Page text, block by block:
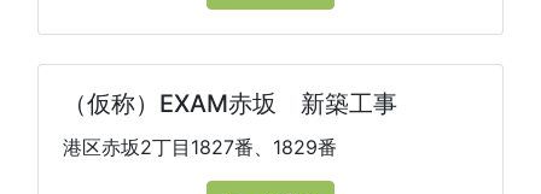
（仮称）EXAM赤坂 新築工事
港区赤坂2丁目1827番、1829番